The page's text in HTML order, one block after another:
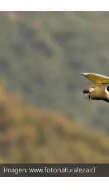
Imagen: www.fotonaturaleza.cl